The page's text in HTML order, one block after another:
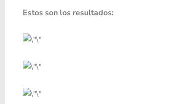
Estos son los resultados: